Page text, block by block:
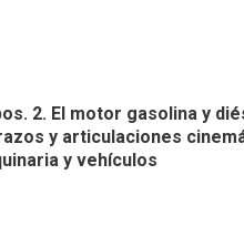
2. El motor gasolina y
y articulaciones
y vehículos